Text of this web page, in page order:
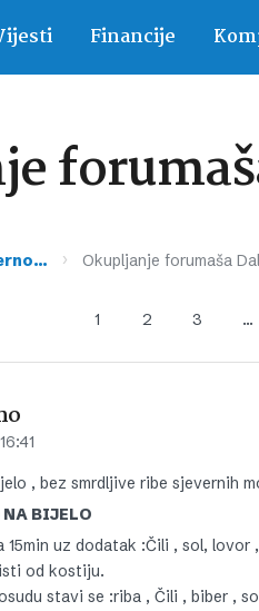
Financije
› Okupljanje forumaša
1 2 3 …
, bez smrdljive ribe sjevernih
BIJELO
15min uz dodatak :Čili , sol,
od kostiju.
stavi se :riba , Čili , biber ,